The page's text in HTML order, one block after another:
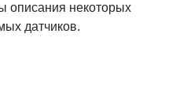
описания некоторых
датчиков.